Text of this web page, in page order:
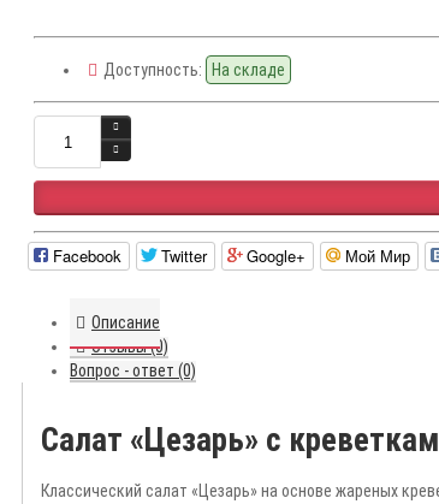
Доступность: На складе
Facebook Twitter Google+ Мой Мир
Описание
Отзывы (0)
Вопрос - ответ (0)
Салат «Цезарь» с
Классический салат «Цезарь» на основе жареных